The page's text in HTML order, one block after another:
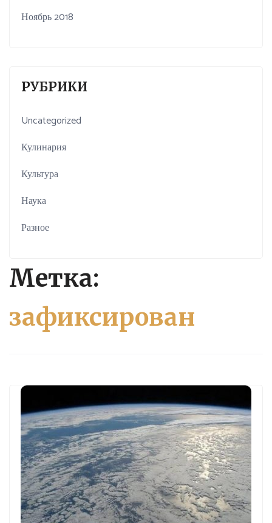
Метка:
зафиксирован
Ноябрь 2018
РУБРИКИ
Uncategorized
Кулинария
Культура
Наука
Разное